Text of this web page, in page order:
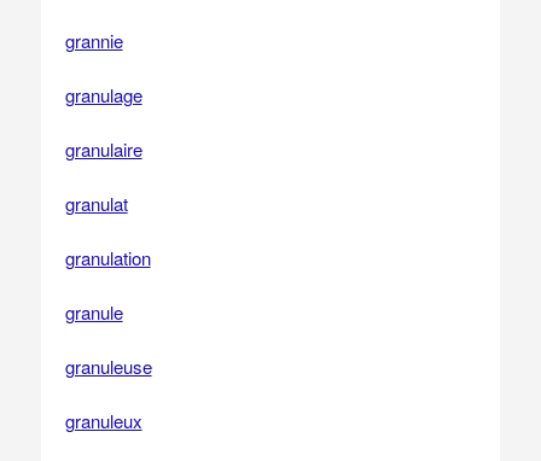
grannie
granulage
granulaire
granulat
granulation
granule
granuleuse
granuleux